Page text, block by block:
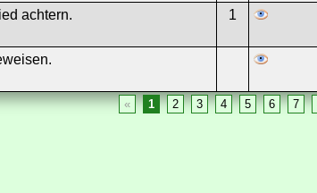
achtern.
1
« 1 2 3 4 5 6 7